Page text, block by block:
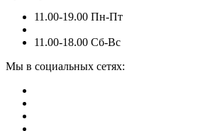
11.00-19.00 Пн-Пт
11.00-18.00 Сб-Вс
Мы в социальных сетях: